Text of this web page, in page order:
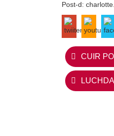
Post-d:
CUIR